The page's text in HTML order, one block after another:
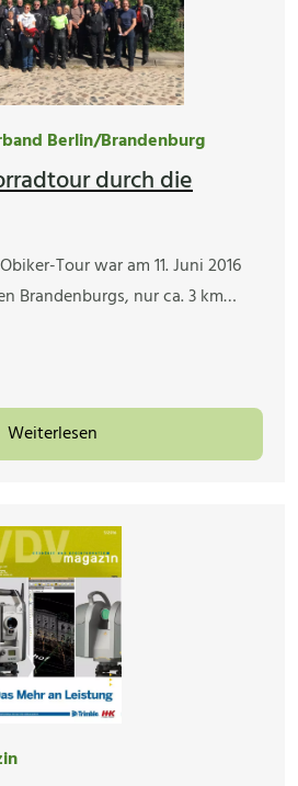
Berlin/Brandenburg
durch die
Tour war am 11. Juni 2016
Brandenburgs, nur ca. 3 km…
Weiterlesen